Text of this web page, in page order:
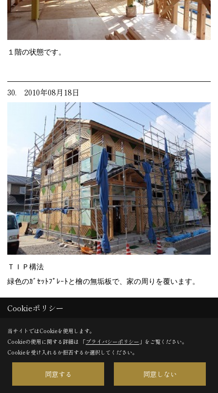
１階の状態です。
30. 2010年08月18日
ＴＩＰ構法
緑色のｶﾞｾｯﾄﾌﾟﾚｰﾄと檜の無垢板で、家の周りを覆います。
Cookieポリシー
当サイトではCookieを使用します。
Cookieの使用に関する詳細は 「プライバシーポリシー 」をご覧ください。
Cookieを受け入れるか拒否するか選択してください。
同意する 同意しない